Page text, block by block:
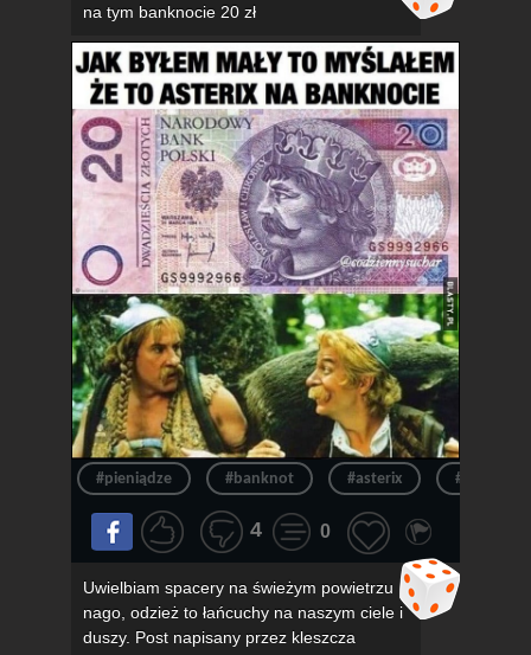
na tym banknocie 20 zł
#pieniądze #banknot #asterix #pieniądz
4 0
Uwielbiam spacery na świeżym powietrzu
nago, odzież to łańcuchy na naszym ciele i
duszy. Post napisany przez kleszcza